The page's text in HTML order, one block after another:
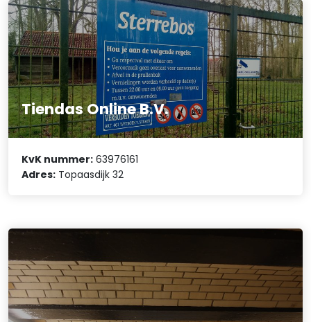
Tiendas Online B.V.
KvK nummer: 63976161
Adres: Topaasdijk 32